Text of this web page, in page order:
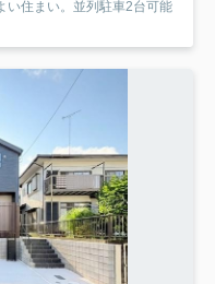
い住まい。並列駐車2台可能